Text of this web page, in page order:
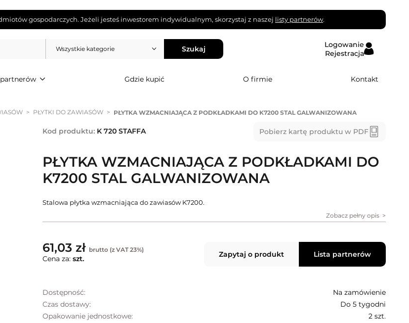
gospodarczych. Jeżeli jesteś inwestorem indywidualnym, skorzystaj z naszej listy partnerów.
Wszystkie kategorie Szukaj
Logowanie
Rejestracja
Gdzie kupić O firmie Kontakt
> PŁYTKI DO ZAWIASÓW > PŁYTKA WZMACNIAJĄCA Z PODKŁADKAMI DO K7200 STAL GALWANIZOWANA
Kod produktu: K 720 STAFFA Pobierz kartę produktu w PDF
PŁYTKA WZMACNIAJĄCA Z PODKŁADKAMI DO
K7200 STAL GALWANIZOWANA
Stalowa płytka wzmacniająca do zawiasów K7200.
Zobacz pełny opis
61,03 zł brutto (z VAT 23%)
Cena za: szt. Zapytaj o produkt Lista partnerów
Dostępność:
Na zamówienie
Czas dostawy:
Do 5 tygodni
Opakowanie jednostkowe:
2 szt.